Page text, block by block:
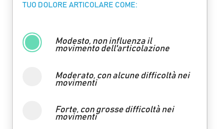
TUO DOLORE ARTICOLARE COME:
Modesto, non influenza il
movimento dell'articolazione
Moderato, con alcune difficoltà nei
movimenti
Forte, con grosse difficoltà nei
movimenti